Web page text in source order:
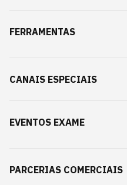
FERRAMENTAS
CANAIS ESPECIAIS
EVENTOS EXAME
PARCERIAS COMERCIAIS